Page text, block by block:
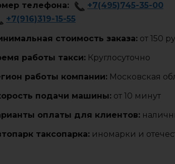
телефона: +7(495)745-35-00
+7(916)319-15-55
стоимость заказа: от 150
работы такси: Круглосуточно
работы компании: Московская
подачи машины: от 10 минут
оплаты для клиентов:
таксопарка: иномарки и